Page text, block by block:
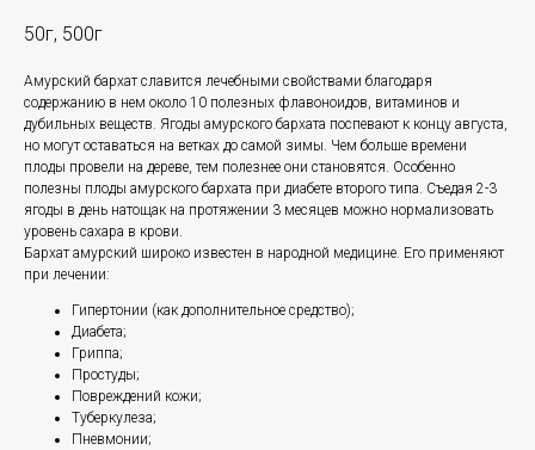
50г, 500г
Амурский бархат славится лечебными свойствами благодаря
содержанию в нем около 10 полезных флавоноидов, витаминов и
дубильных веществ. Ягоды амурского бархата поспевают к концу августа,
но могут оставаться на ветках до самой зимы. Чем больше времени
плоды провели на дереве, тем полезнее они становятся. Особенно
полезны плоды амурского бархата при диабете второго типа. Съедая 2-3
ягоды в день натощак на протяжении 3 месяцев можно нормализовать
уровень сахара в крови.
Бархат амурский широко известен в народной медицине. Его применяют
при лечении:
Гипертонии (как дополнительное средство);
Диабета;
Гриппа;
Простуды;
Повреждений кожи;
Туберкулеза;
Пневмонии;